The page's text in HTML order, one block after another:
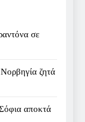
σε
ζητά
αποκτά